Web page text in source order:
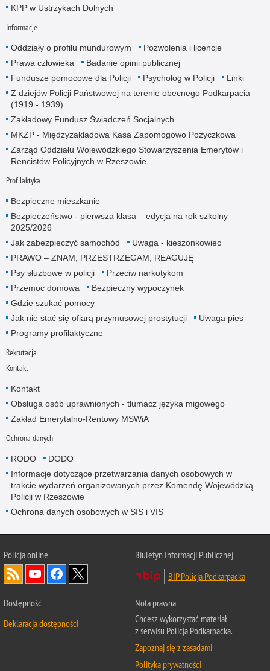
KPP w Ustrzykach Dolnych
Informacje
Oddziały o profilu mundurowym
Pozwolenia i licencje
Prawa człowieka
Badanie opinii publicznej
Fundusze pomocowe dla Policji
Psycholog w Policji
Linki
Z dziejów Policji Państwowej na terenie obecnego Podkarpacia
(1919 - 1939)
Zakładowy Fundusz Świadczeń Socjalnych
MKZP - Międzyzakładowa Kasa Zapomogowo Pożyczkowa
Zarząd Oddziału Wojewódzkiego Stowarzyszenia Emerytów i
Rencistów Policyjnych w Rzeszowie
Profilaktyka
Bezpieczne mieszkanie
Bezpieczeństwo - pierwsza klasa – edycja na rok szkolny
2025/2026
Jak zabezpieczyć samochód
Uwaga - kieszonkowiec
PRAWO – ZNAM, PRZESTRZEGAM, REAGUJĘ
Psy służbowe w policji
Przeciw narkotykom
Przemoc domowa
Bezpieczny wypoczynek
Gdzie szukać pomocy
Jak nie stać się ofiarą przymusowej prostytucji
Uwaga pies
Programy profilaktyczne
Rekrutacja
Kontakt
Kontakt
Obsługa osób uprawnionych - tłumacz języka migowego
Zakład Emerytalno-Rentowy MSWiA
Ochrona danych
RODO
DODO
Informacje dotyczące przetwarzania danych osobowych w
trakcie wydarzeń organizowanych przez Komendę Wojewódzką
Policji w Rzeszowie
Ochrona danych osobowych w SIS i VIS
Policja online
Biuletyn Informacji Publicznej
BIP Policja Podkarpacka
Dostępność
Deklaracja dostępności
Nota prawna
Chcesz wykorzystać materiał
z serwisu Policja Podkarpacka.
Zapoznaj się z zasadami
Polityka prywatności